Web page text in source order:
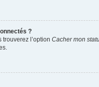
?
l’option Cacher mon